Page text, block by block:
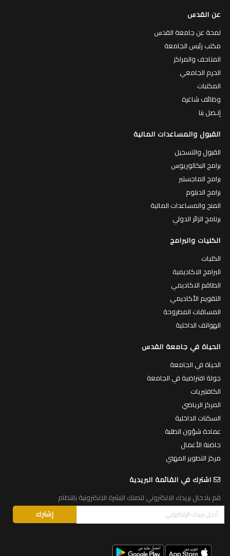
عن القدس
لمحة عن جامعة القدس
مكتب رئيس الجامعة
المتاحف والمراكز
الحرم الجامعي
المكتبات
وظائف شاغرة
إتـصل بنا
القبول والمساعدات المالية
القبول والتسجيل
برامج البكالوريوس
برامج الماجستير
برامج الدبلوم
المنح والمساعدات المالية
برنامج الزائر الدولي
الكليات والبرامج
الكليات
البرامج الاكاديمية
الطاقم الاكاديمي
التقويم الأكاديمي
المساقات المطروحة
الهواتف الداخلية
الحياة في جامعة القدس
الحياة في الجامعة
جولة افتراضية في الجامعة
الكافتيريات
المركز الرياضي
السكنات الداخلية
عمادة شؤون الطلبة
حاضنة الأعمال
مركز التطوير المهني
اشترك في القائمة البريدية
قم بادخال بريدك الالكتروني لتصلك النشرة الالكترونية بانتظام